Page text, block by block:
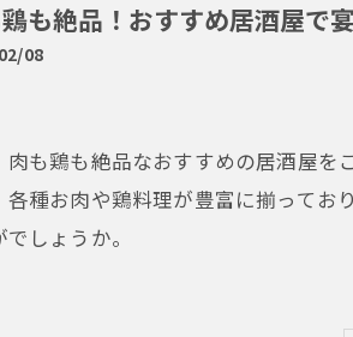
も絶品！おすすめ居酒屋で
08
肉も鶏も絶品なおすすめの居酒屋を
各種お肉や鶏料理が豊富に揃ってお
しょうか。